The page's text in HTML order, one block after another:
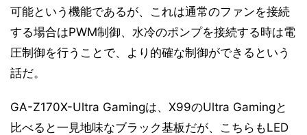
可能という機能であるが、これは通常のファンを接続
する場合はPWM制御、水冷のポンプを接続する時は電
圧制御を行うことで、より的確な制御ができるという
話だ。
GA-Z170X-Ultra Gamingは、X99のUltra Gamingと
比べると一見地味なブラック基板だが、こちらもLED